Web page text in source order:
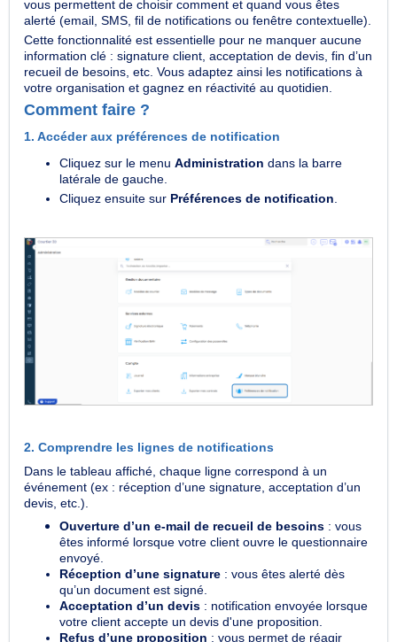
vous permettent de choisir comment et quand vous êtes
alerté (email, SMS, fil de notifications ou fenêtre contextuelle).
Cette fonctionnalité est essentielle pour ne manquer aucune
information clé : signature client, acceptation de devis, fin d’un
recueil de besoins, etc. Vous adaptez ainsi les notifications à
votre organisation et gagnez en réactivité au quotidien.
Comment faire ?
1. Accéder aux préférences de notification
Cliquez sur le menu Administration dans la barre
latérale de gauche.
Cliquez ensuite sur Préférences de notification.
2. Comprendre les lignes de notifications
Dans le tableau affiché, chaque ligne correspond à un
événement (ex : réception d’une signature, acceptation d’un
devis, etc.).
Ouverture d’un e-mail de recueil de besoins : vous
êtes informé lorsque votre client ouvre le questionnaire
envoyé.
Réception d’une signature : vous êtes alerté dès
qu’un document est signé.
Acceptation d’un devis : notification envoyée lorsque
votre client accepte un devis d'une proposition.
Refus d’une proposition : vous permet de réagir